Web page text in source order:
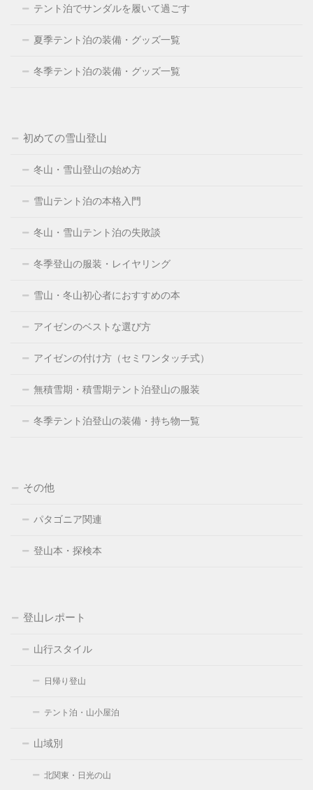
テント泊でサンダルを履いて過ごす
夏季テント泊の装備・グッズ一覧
冬季テント泊の装備・グッズ一覧
初めての雪山登山
冬山・雪山登山の始め方
雪山テント泊の本格入門
冬山・雪山テント泊の失敗談
冬季登山の服装・レイヤリング
雪山・冬山初心者におすすめの本
アイゼンのベストな選び方
アイゼンの付け方（セミワンタッチ式）
無積雪期・積雪期テント泊登山の服装
冬季テント泊登山の装備・持ち物一覧
その他
パタゴニア関連
登山本・探検本
登山レポート
山行スタイル
日帰り登山
テント泊・山小屋泊
山域別
北関東・日光の山